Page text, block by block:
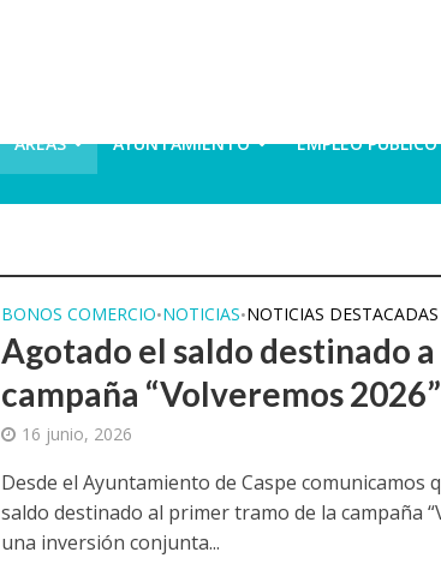
ÁREAS AYUNTAMIENTO EMPLEO PÚBLICO
BONOS COMERCIO•NOTICIAS•NOTICIAS DESTACADAS
Agotado el saldo destinado
campaña “Volveremos 2026”
16 junio, 2026
Desde el Ayuntamiento de Caspe comunicamos
saldo destinado al primer tramo de la campaña
una inversión conjunta...